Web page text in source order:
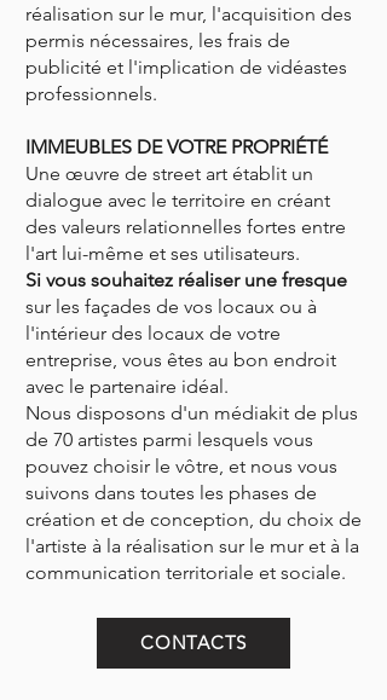
réalisation sur le mur, l'acquisition des
permis nécessaires, les frais de
publicité et l'implication de vidéastes
professionnels.
IMMEUBLES DE VOTRE PROPRIÉTÉ
Une œuvre de street art établit un
dialogue avec le territoire en créant
des valeurs relationnelles fortes entre
l'art lui-même et ses utilisateurs.
Si vous souhaitez réaliser une fresque
sur les façades de vos locaux ou à
l'intérieur des locaux de votre
entreprise, vous êtes au bon endroit
avec le partenaire idéal.
Nous disposons d'un médiakit de plus
de 70 artistes parmi lesquels vous
pouvez choisir le vôtre, et nous vous
suivons dans toutes les phases de
création et de conception, du choix de
l'artiste à la réalisation sur le mur et à la
communication territoriale et sociale.
CONTACTS